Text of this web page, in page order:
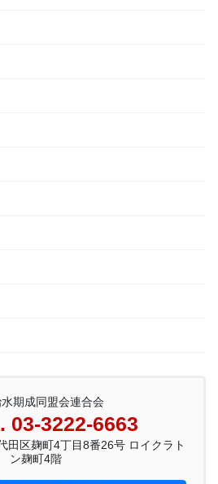
期成同盟会連合会
03-3222-6663
田区麹町4丁目8番26号 ロイクラト
ン麹町4階